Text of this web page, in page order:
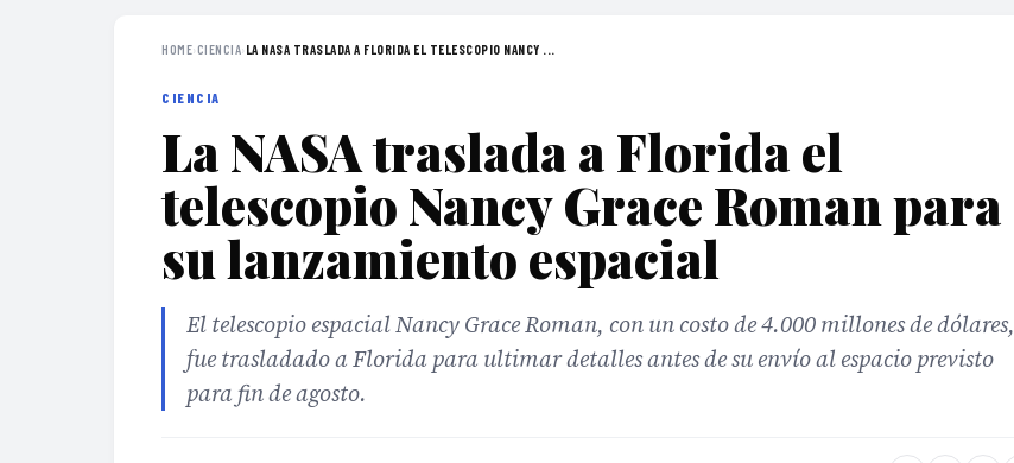
HOME›CIENCIA› LA NASA TRASLADA A FLORIDA EL TELESCOPIO NANCY ...
CIENCIA
La NASA traslada a Florida el
telescopio Nancy Grace Roman para
su lanzamiento espacial
El telescopio espacial Nancy Grace Roman, con un costo de 4.000 millones de dólares,
fue trasladado a Florida para ultimar detalles antes de su envío al espacio previsto
para fin de agosto.